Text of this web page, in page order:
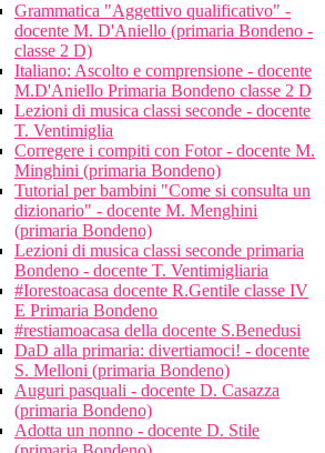
Grammatica "Aggettivo qualificativo" -
docente M. D'Aniello (primaria Bondeno -
classe 2 D)
Italiano: Ascolto e comprensione - docente
M.D'Aniello Primaria Bondeno classe 2 D
Lezioni di musica classi seconde - docente
T. Ventimiglia
Corregere i compiti con Fotor - docente M.
Minghini (primaria Bondeno)
Tutorial per bambini "Come si consulta un
dizionario" - docente M. Menghini
(primaria Bondeno)
Lezioni di musica classi seconde primaria
Bondeno - docente T. Ventimigliaria
#Iorestoacasa docente R.Gentile classe IV
E Primaria Bondeno
#restiamoacasa della docente S.Benedusi
DaD alla primaria: divertiamoci! - docente
S. Melloni (primaria Bondeno)
Auguri pasquali - docente D. Casazza
(primaria Bondeno)
Adotta un nonno - docente D. Stile